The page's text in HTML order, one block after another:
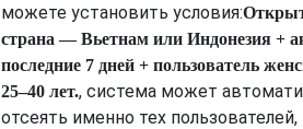
можете установить условия:
страна — Вьетнам или Индонезия +
последние 7 дней + пользователь
25–40 лет., система может
отсеять именно тех